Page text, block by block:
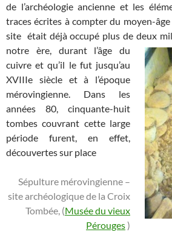
de l’archéologie ancienne et les
traces écrites à compter du moyen-
site était déjà occupé plus de deux
notre ère, durant l’âge du
cuivre et qu’il le fut jusqu’au
XVIIIe siècle et à l’époque
mérovingienne. Dans les
années 80, cinquante-huit
tombes couvrant cette large
période furent, en effet,
découvertes sur place
Sépulture mérovingienne –
site archéologique de la Croix
Tombée, (Musée du vieux
Pérouges)